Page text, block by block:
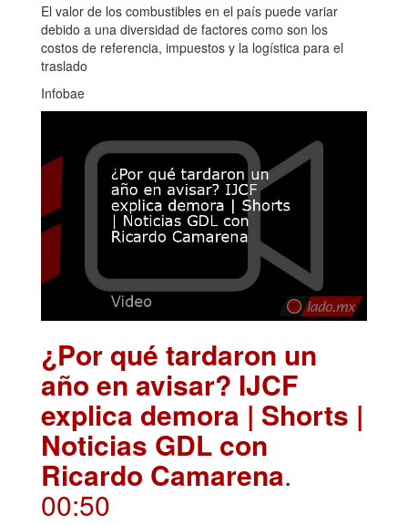
El valor de los combustibles en el país puede variar
debido a una diversidad de factores como son los
costos de referencia, impuestos y la logística para el
traslado
Infobae
¿Por qué tardaron un
año en avisar? IJCF
explica demora | Shorts |
Noticias GDL con
Ricardo Camarena.
00:50